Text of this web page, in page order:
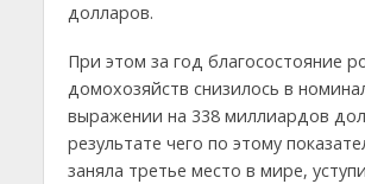
долларов.
При этом за год благосостояние
домохозяйств снизилось в
выражении на 338 миллиардов
результате чего по этому
заняла третье место в мире,